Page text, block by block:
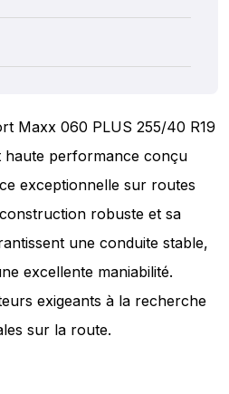
Maxx 060 PLUS 255/40 R19
haute performance conçu
exceptionnelle sur routes
robuste et sa
une conduite stable,
excellente maniabilité.
exigeants à la recherche
sur la route.